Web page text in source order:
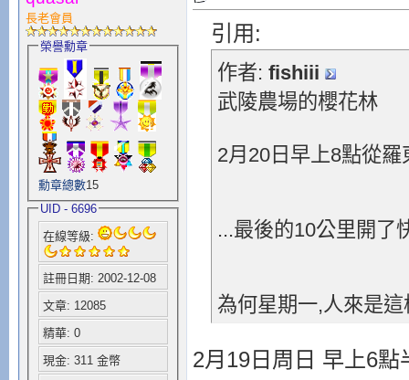
長老會員
榮譽勳章
勳章總數15
UID - 6696
在線等級:
註冊日期: 2002-12-08
文章: 12085
精華: 0
現金: 311 金幣
引用:
作者: fishiii
武陵農場的櫻花林
2月20日早上8點從
...最後的10公里開了
為何星期一,人來是這
2月19日周日 早上6